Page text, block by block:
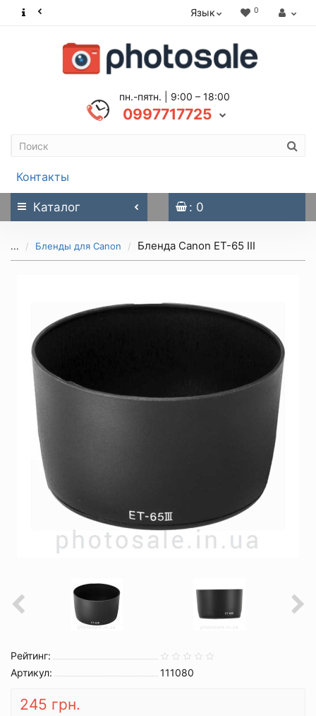
Язык 0
пн.-пятн. | 9:00 – 18:00
0997717725
Контакты
Каталог : 0
... Бленды для Canon Бленда Canon ET-65 III
Рейтинг:
Артикул:
111080
245 грн.